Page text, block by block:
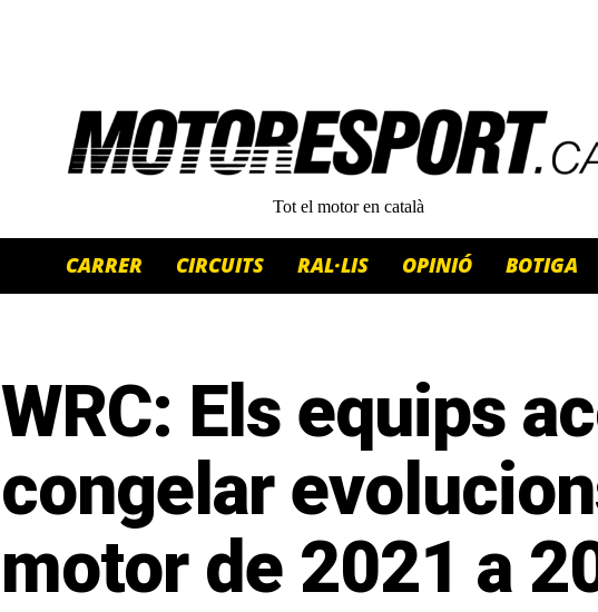
Tot el motor en català
CARRER CIRCUITS RAL·LIS OPINIÓ BOTIGA
WRC: Els equips
congelar
motor de 2021 a